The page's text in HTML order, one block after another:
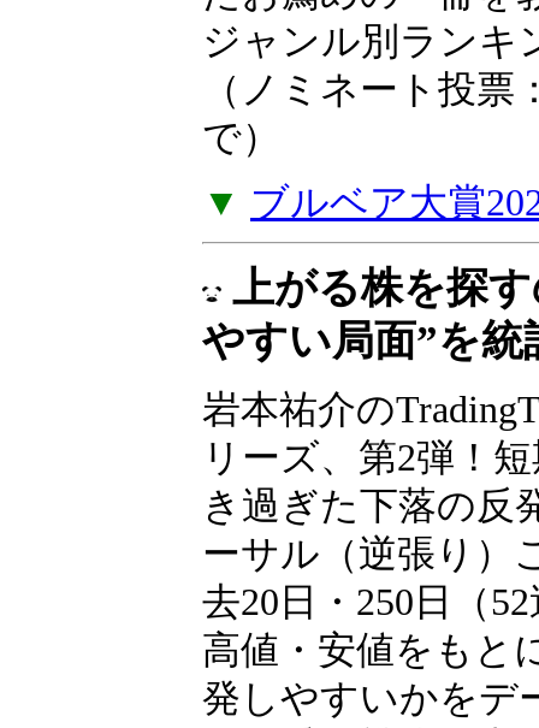
ア大賞2025
2025年の投資や
たお薦めの一冊を
い。2025年ジャン
を掲載しました。
年1月5日（月）ま
▼ ブルベア大賞
上がる株を探
やすい局面”を
岩本祐介の
リーズ、第2弾！
き過ぎた下落の反
ーサル（逆張り）